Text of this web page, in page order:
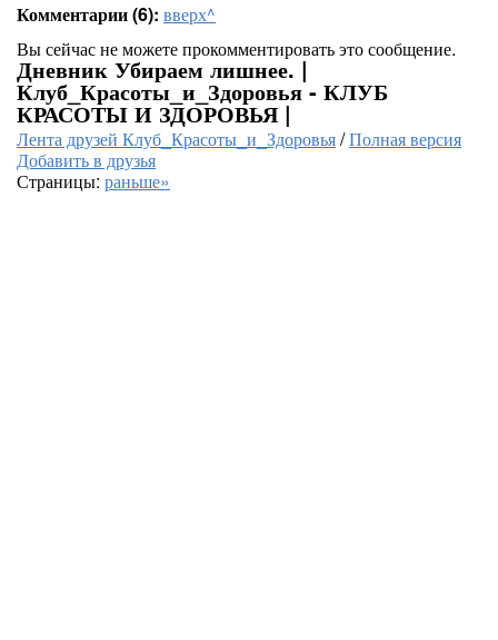
Комментарии (6): вверх^
Вы сейчас не можете прокомментировать это сообщение.
Дневник Убираем лишнее. |
Клуб_Красоты_и_Здоровья - КЛУБ
КРАСОТЫ И ЗДОРОВЬЯ |
Лента друзей Клуб_Красоты_и_Здоровья/Полная версия
Добавить в друзья
Страницы: раньше»